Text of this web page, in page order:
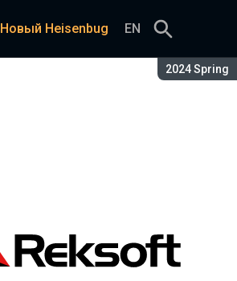
Сезон:
2024 Spring
Новый Heisenbug EN